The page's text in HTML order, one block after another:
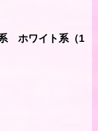
ホワイト系（1